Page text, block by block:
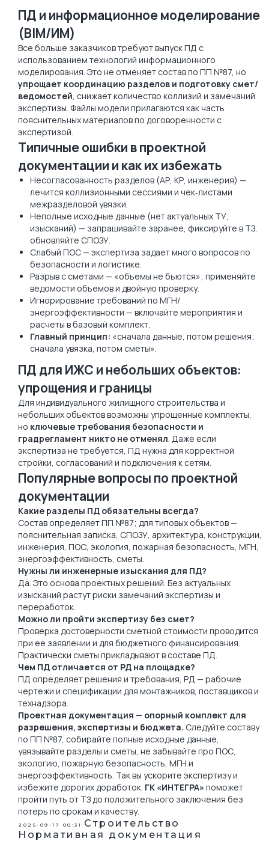
ПД и информационное моделирование
(BIM/ИМ)
Все больше заказчиков требуют выпуск ПД с
использованием технологий информационного
моделирования. Это не отменяет состав по ПП №87, но
упрощает координацию разделов и подготовку смет/
ведомостей, снижает количество коллизий и замечаний
экспертизы. Файлы модели прилагаются как часть
пояснительных материалов по договоренности с
экспертизой.
Типичные ошибки в проектной
документации и как их избежать
Несогласованность разделов (АР, КР, инженерия) —
лечится коллизионными сессиями и чек‑листами
межразделовой увязки.
Неполные исходные данные (нет актуальных ТУ,
изысканий) — запрашивайте заранее, фиксируйте в ТЗ,
обновляйте СПОЗУ.
Слабый ПОС — экспертиза задает много вопросов по
безопасности и логистике.
Разрыв с сметами — «объемы не бьются»; применяйте
ведомости объемов и двойную проверку.
Игнорирование требований по МГН/
энергоэффективности — включайте мероприятия и
расчеты в базовый комплект.
Главный принцип: «сначала данные, потом решения;
сначала увязка, потом сметы».
ПД для ИЖС и небольших объектов:
упрощения и границы
Для индивидуального жилищного строительства и
небольших объектов возможны упрощенные комплекты,
но ключевые требования безопасности и
градрегламент никто не отменял. Даже если
экспертиза не требуется, ПД нужна для корректной
стройки, согласований и подключения к сетям.
Популярные вопросы по проектной
документации
Какие разделы ПД обязательны всегда?
Состав определяет ПП №87; для типовых объектов —
пояснительная записка, СПОЗУ, архитектура, конструкции,
инженерия, ПОС, экология, пожарная безопасность, МГН,
энергоэффективность, сметы.
Нужны ли инженерные изыскания для ПД?
Да. Это основа проектных решений. Без актуальных
изысканий растут риски замечаний экспертизы и
переработок.
Можно ли пройти экспертизу без смет?
Проверка достоверности сметной стоимости проводится
при ее заявлении и для бюджетного финансирования.
Практически сметы прикладывают в составе ПД.
Чем ПД отличается от РД на площадке?
ПД определяет решения и требования, РД — рабочие
чертежи и спецификации для монтажников, поставщиков и
технадзора.
Проектная документация — опорный комплект для
разрешения, экспертизы и бюджета. Следуйте составу
по ПП №87, собирайте полные исходные данные,
увязывайте разделы и сметы, не забывайте про ПОС,
экологию, пожарную безопасность, МГН и
энергоэффективность. Так вы ускорите экспертизу и
избежите дорогих доработок. ГК «ИНТЕГРА» поможет
пройти путь от ТЗ до положительного заключения без
потерь по срокам и качеству.
2025-09-17 00:31
Строительство
Нормативная документация